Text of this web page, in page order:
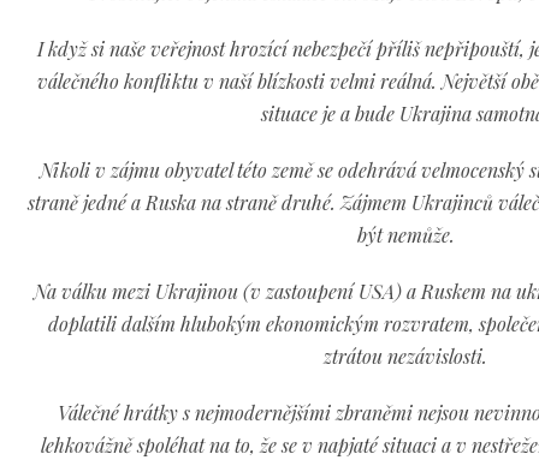
I když si naše veřejnost hrozící nebezpečí příliš nepřipouští,
válečného konfliktu v naší blízkosti velmi reálná. Největší
situace je a bude Ukrajina
Nikoli v zájmu obyvatel této země se odehrává velmocenský
straně jedné a Ruska na straně druhé. Zájmem Ukrajinců
být nemůže.
Na válku mezi Ukrajinou (v zastoupení USA) a Ruskem na
doplatili dalším hlubokým ekonomickým rozvratem,
ztrátou nezávislosti.
Válečné hrátky s nejmodernějšími zbraněmi nejsou
lehkovážně spoléhat na to, že se v napjaté situaci a v